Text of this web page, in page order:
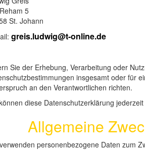
5
St. Johann
greis.ludwig@t-online.de
Sie der Erhebung, Verarbeitung oder
insgesamt oder für
an den Verantwortlichen richten.
diese Datenschutzerklärung
personenbezogene Daten zum